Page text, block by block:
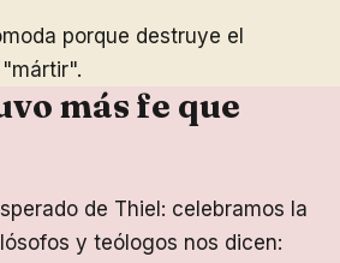
porque destruye el
más fe que
de Thiel: celebramos la
y teólogos nos dicen: